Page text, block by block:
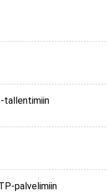
tallentimiin
palvelimiin